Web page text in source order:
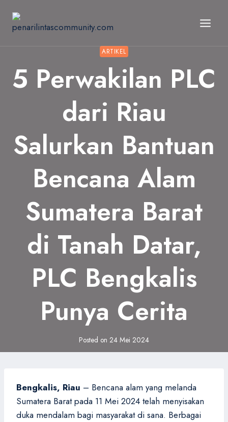
content
ARTIKEL
5 Perwakilan PLC
dari Riau
Salurkan Bantuan
Bencana Alam
Sumatera Barat
di Tanah Datar,
PLC Bengkalis
Punya Cerita
Posted on 24 Mei 2024
Bengkalis, Riau – Bencana alam yang melanda
Sumatera Barat pada 11 Mei 2024 telah menyisakan
duka mendalam bagi masyarakat di sana. Berbagai